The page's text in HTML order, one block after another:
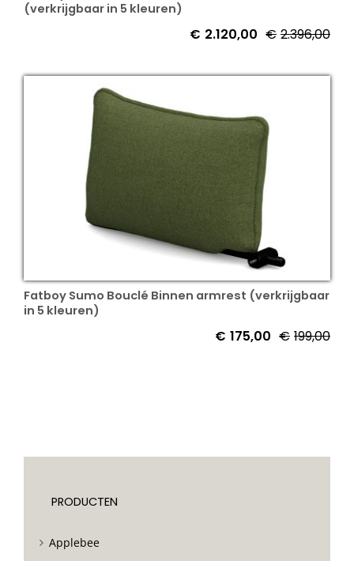
(verkrijgbaar in 5 kleuren)
€ 2.396,00
€ 2.120,00
Fatboy Sumo Bouclé Binnen armrest (verkrijgbaar
in 5 kleuren)
€ 199,00
€ 175,00
PRODUCTEN
Applebee